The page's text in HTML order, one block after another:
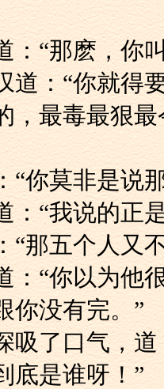
道：“那麽，
光叹道：“你就
，最毒最狠
：“你莫非是
道：“我说的
：“那五个人
光道：“你以为
你没有完。”
深深吸了口气
底是谁呀！”